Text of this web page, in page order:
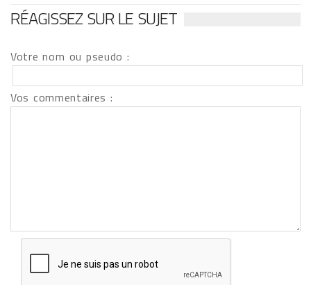
RÉAGISSEZ SUR LE SUJET
Votre nom ou pseudo :
Vos commentaires :